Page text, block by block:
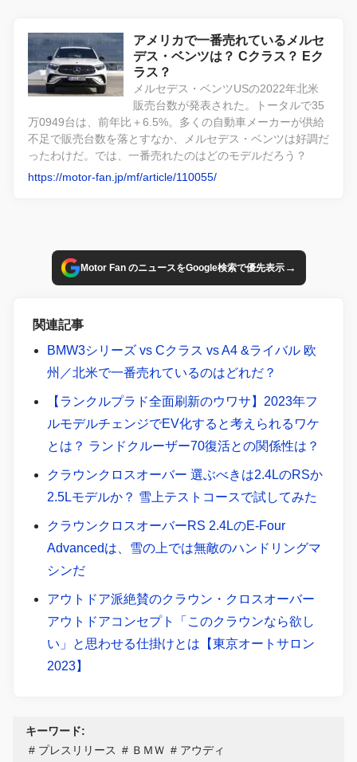
アメリカで一番売れているメルセ
デス・ベンツは？ Cクラス？ Eク
ラス？
メルセデス・ベンツUSの2022年北米
販売台数が発表された。トータルで35
万0949台は、前年比＋6.5%。多くの自動車メーカーが供給
不足で販売台数を落とすなか、メルセデス・ベンツは好調だ
ったわけだ。では、一番売れたのはどのモデルだろう？
https://motor-fan.jp/mf/article/110055/
Motor Fan のニュースをGoogle検索で優先表示→
関連記事
BMW3シリーズ vs Cクラス vs A4 &ライバル 欧
州／北米で一番売れているのはどれだ？
【ランクルプラド全面刷新のウワサ】2023年フ
ルモデルチェンジでEV化すると考えられるワケ
とは？ ランドクルーザー70復活との関係性は？
クラウンクロスオーバー 選ぶべきは2.4LのRSか
2.5Lモデルか？ 雪上テストコースで試してみた
クラウンクロスオーバーRS 2.4LのE-Four
Advancedは、雪の上では無敵のハンドリングマ
シンだ
アウトドア派絶賛のクラウン・クロスオーバー
アウトドアコンセプト「このクラウンなら欲し
い」と思わせる仕掛けとは【東京オートサロン
2023】
キーワード:
プレスリリース
ＢＭＷ アウディ